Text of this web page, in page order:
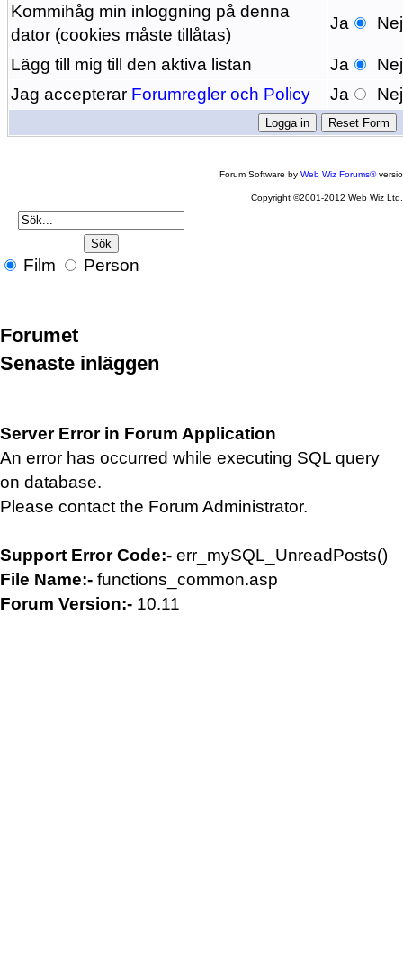
Kommihåg min inloggning på denna
dator (cookies måste tillåtas)
Ja Nej
Lägg till mig till den aktiva listan Ja
Nej
Jag accepterar Forumregler och Policy Ja Nej
Forum Software byWeb Wiz Forums®
Copyright ©2001-2012 Web Wiz Ltd.
Film Person
Forumet
Senaste inläggen
Server Error in Forum Application
An error has occurred while executing SQL query
on database.
Please contact the Forum Administrator.
Support Error Code:- err_mySQL_UnreadPosts()
File Name:- functions_common.asp
Forum Version:- 10.11